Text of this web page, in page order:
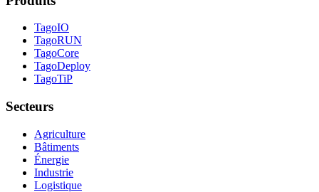
TagoIO
TagoRUN
TagoCore
TagoDeploy
TagoTiP
Secteurs
Agriculture
Bâtiments
Énergie
Industrie
Logistique